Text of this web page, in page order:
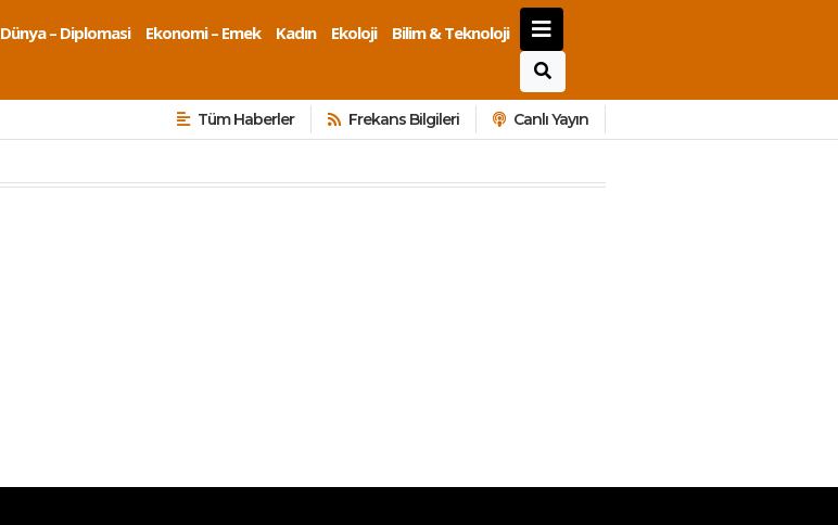
Dünya – Diplomasi Ekonomi – Emek Kadın Ekoloji
Bilim & Teknoloji
Tüm Haberler Frekans Bilgileri Canlı Yayın